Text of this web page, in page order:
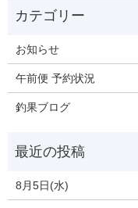
お知らせ
午前便 予約状況
釣果ブログ
8月5日(水)